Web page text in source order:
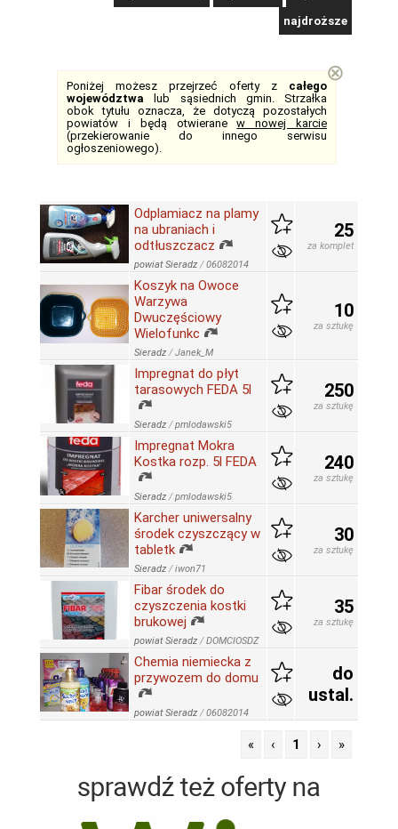
najdroższe
Poniżej możesz przejrzeć oferty z całego
województwa lub sąsiednich gmin. Strzałka
obok tytułu oznacza, że dotyczą pozostałych
powiatów i będą otwieranew nowej karcie
(przekierowanie do innego serwisu
ogłoszeniowego).
⊗
Odplamiacz na plamy
na ubraniach i
odtłuszczacz
powiat Sieradz /06082014
25
za komplet
Koszyk na Owoce
Warzywa
Dwuczęściowy
Wielofunkc
Sieradz /Janek_M
10
za sztukę
Impregnat do płyt
tarasowych FEDA 5l
Sieradz /pmlodawski5
250
za sztukę
Impregnat Mokra
Kostka rozp. 5l FEDA
Sieradz /pmlodawski5
240
za sztukę
Karcher uniwersalny
środek czyszczący w
tabletk
Sieradz /iwon71
30
za sztukę
Fibar środek do
czyszczenia kostki
brukowej
powiat Sieradz /DOMCIOSDZ
35
za sztukę
Chemia niemiecka z
przywozem do domu
powiat Sieradz /06082014
do
ustal.
« ‹ 1 › »